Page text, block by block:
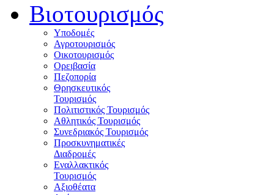
Βιοτουρισμός
Υποδομές
Αγροτουρισμός
Οικοτουρισμός
Ορειβασία
Πεζοπορία
Θρησκευτικός
Τουρισμός
Πολιτιστικός Τουρισμός
Αθλητικός Τουρισμός
Συνεδριακός Τουρισμός
Προσκυνηματικές
Διαδρομές
Εναλλακτικός
Τουρισμός
Αξιοθέατα